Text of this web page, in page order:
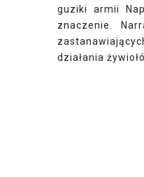
guziki armii
znaczenie.
działania